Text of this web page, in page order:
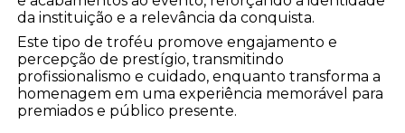
da instituição e a relevância da conquista.
Este tipo de troféu promove engajamento e
percepção de prestígio, transmitindo
profissionalismo e cuidado, enquanto transforma a
homenagem em uma experiência memorável para
premiados e público presente.